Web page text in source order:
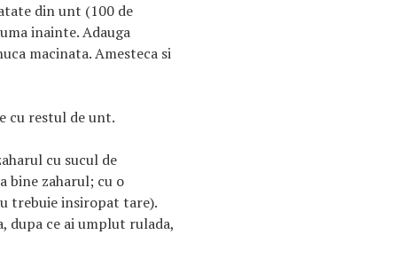
din unt (100 de
inainte. Adauga
macinata. Amesteca si
cu restul de unt.
cu sucul de
bine zaharul; cu o
trebuie insiropat tare).
dupa ce ai umplut rulada,